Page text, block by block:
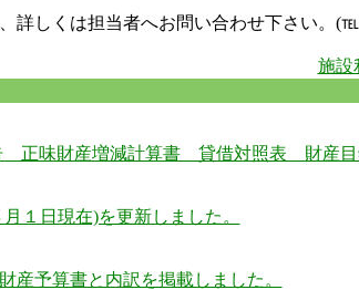
詳しくは担当者へお問い合わせ下さい。(℡
施設
正味財産増減計算書 貸借対照表 財産
１日現在)を更新しました。
産予算書と内訳を掲載しました。